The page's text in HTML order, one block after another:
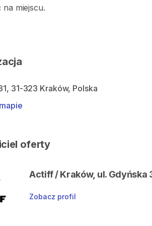
na miejscu.
31-323 Kraków, Polska
oferty
Actiff / Kraków, ul. Gdyńska
Zobacz profil